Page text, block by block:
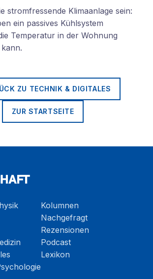
stromfressende Klimaanlage sein:
ein passives Kühlsystem
Temperatur in der Wohnung
ZU TECHNIK & DIGITALES
ZUR STARTSEITE
Kolumnen
Nachgefragt
Rezensionen
Podcast
Lexikon